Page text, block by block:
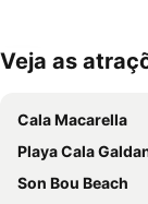
Ampliar mapa
Veja as
Cala Macarella
Playa Cala
Son Bou Beach